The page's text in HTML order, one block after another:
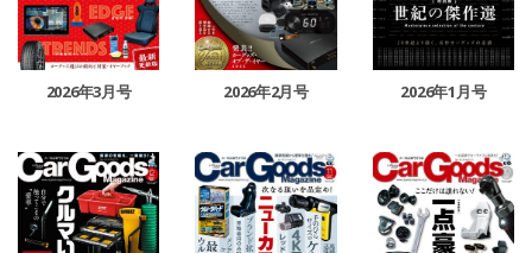
2026年3月号 2026年2月号 2026年1月号